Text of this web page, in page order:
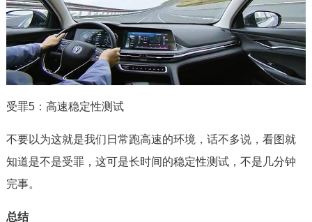
受罪5：高速稳定性测试
不要以为这就是我们日常跑高速的环境，话不多说，看图就
知道是不是受罪，这可是长时间的稳定性测试，不是几分钟
完事。
总结